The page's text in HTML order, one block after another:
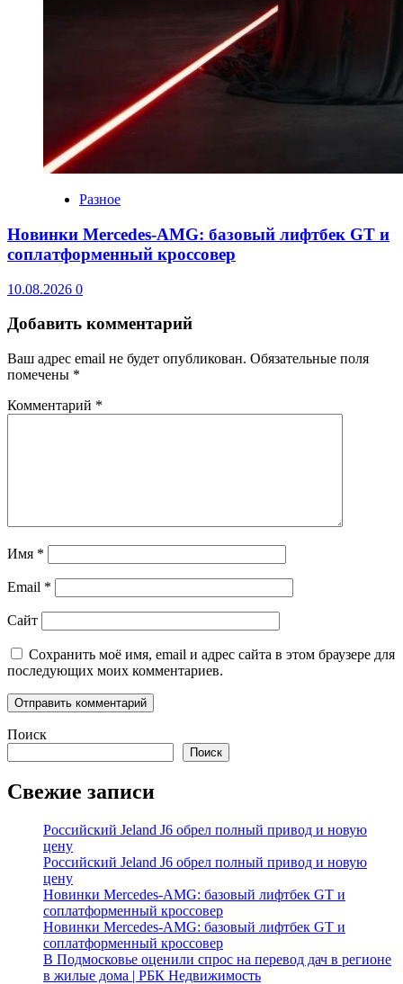
Разное
Новинки Mercedes-AMG: базовый лифтбек GT и
соплатформенный кроссовер
10.08.2026 0
Добавить комментарий
Ваш адрес email не будет опубликован. Обязательные поля
помечены *
Комментарий *
Имя *
Email *
Сайт
Сохранить моё имя, email и адрес сайта в этом браузере для
последующих моих комментариев.
Поиск
Поиск
Свежие записи
Российский Jeland J6 обрел полный привод и новую
цену
Российский Jeland J6 обрел полный привод и новую
цену
Новинки Mercedes-AMG: базовый лифтбек GT и
соплатформенный кроссовер
Новинки Mercedes-AMG: базовый лифтбек GT и
соплатформенный кроссовер
В Подмосковье оценили спрос на перевод дач в регионе
в жилые дома | РБК Недвижимость